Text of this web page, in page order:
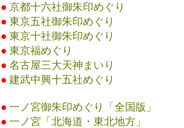
● 京都十六社御朱印めぐり
● 東京五社御朱印めぐり
● 東京十社御朱印めぐり
● 東京福めぐり
● 名古屋三大天神まいり
● 建武中興十五社めぐり
● 一ノ宮御朱印めぐり「全国版」
● 一ノ宮「北海道・東北地方」